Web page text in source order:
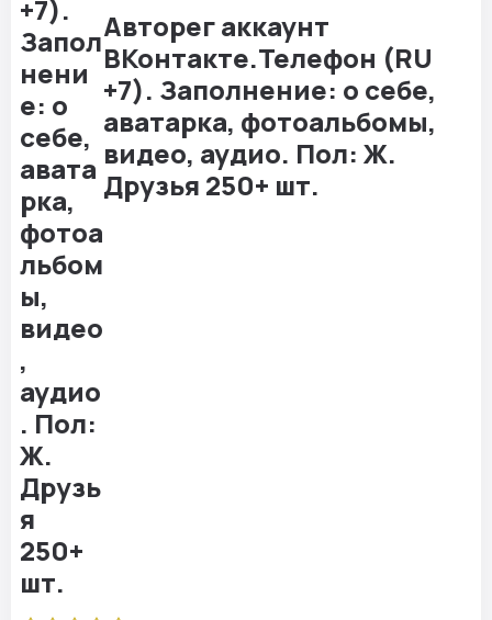
Авторег аккаунт
ВКонтакте.Телефон (RU
+7). Заполнение: о себе,
аватарка, фотоальбомы,
видео, аудио. Пол: Ж.
Друзья 250+ шт.